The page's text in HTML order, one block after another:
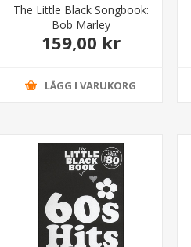
The Little Black Songbook:
Bob Marley
159,00 kr
LÄGG I VARUKORG